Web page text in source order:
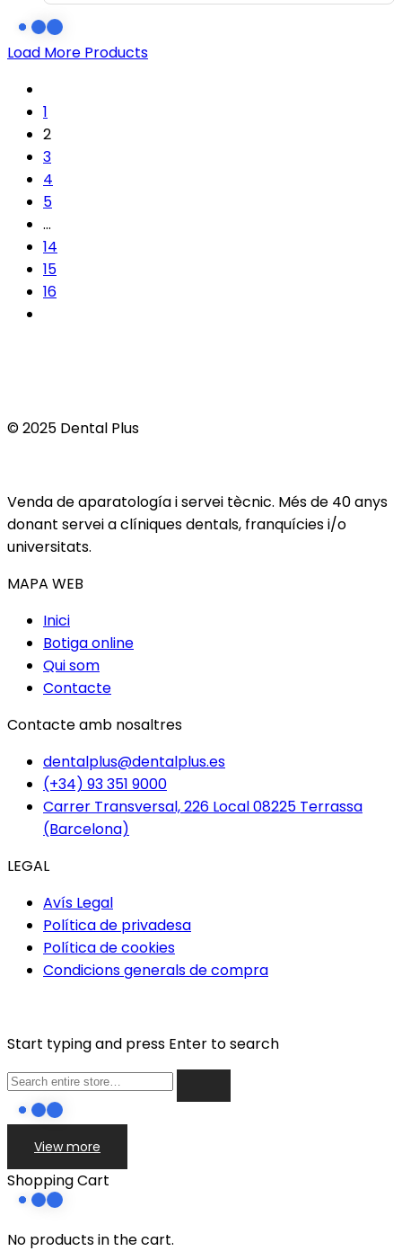
Load More Products
1
2
3
4
5
…
14
15
16
© 2025 Dental Plus
Venda de aparatología i servei tècnic. Més de 40 anys
donant servei a clíniques dentals, franquícies i/o
universitats.
MAPA WEB
Inici
Botiga online
Qui som
Contacte
Contacte amb nosaltres
dentalplus@dentalplus.es
(+34) 93 351 9000
Carrer Transversal, 226 Local 08225 Terrassa
(Barcelona)
LEGAL
Avís Legal
Política de privadesa
Política de cookies
Condicions generals de compra
Start typing and press Enter to search
View more
Shopping Cart
No products in the cart.